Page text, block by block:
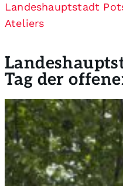
Landeshauptstadt
Ateliers
Tag der